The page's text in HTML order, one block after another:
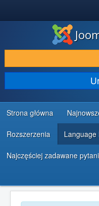
DODATKI I ROZSZERZENIA
ODKRYJ & POZNAJ
SPOŁECZNOŚĆ & WSPARCIE
ZASOBY DLA PROGRAMISTÓW
Strona główna
Rozszerzenia Language
Najczęściej zadawane